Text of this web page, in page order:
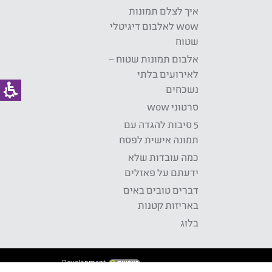
איך לצלם תמונות
wow לאלבום דיגיטלי
שטוח
אלבום תמונות שטוח –
לאירועים בלתי
נשכחים
סרטוני wow
5 סיבות להגדה עם
תמונה אישית לפסח
כמה עובדות שלא
ידעתם על פאזלים
דברים טובים באים
באריזות קטנות
בלוג
Development: